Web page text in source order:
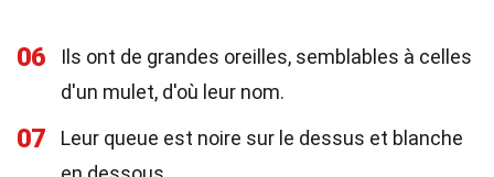
06
Ils ont de grandes oreilles, semblables à celles
d'un mulet, d'où leur nom.
07
Leur queue est noire sur le dessus et blanche